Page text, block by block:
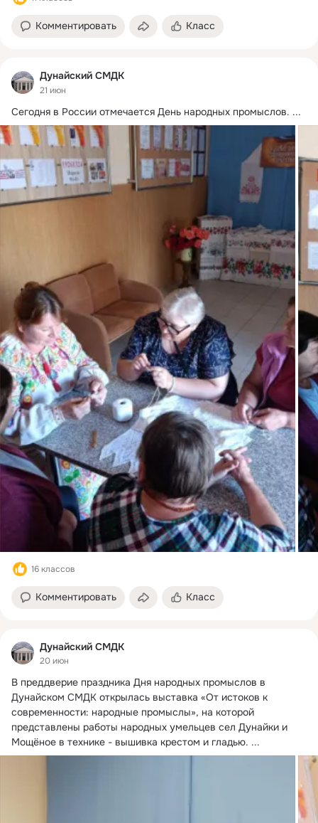
Комментировать Класс
Дунайский СМДК
21 июн
Сегодня в России отмечается День народных промыслов. ...
16 классов
Комментировать Класс
Дунайский СМДК
20 июн
В преддверие праздника Дня народных промыслов в
Дунайском СМДК открылась выставка «От истоков к
современности: народные промыслы», на которой
представлены работы народных умельцев сел Дунайки и
Мощёное в технике - вышивка крестом и гладью. ...